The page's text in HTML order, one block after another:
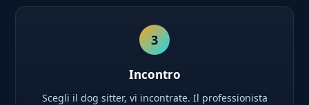
3
Incontro
Scegli il dog sitter, vi incontrate. Il professionista